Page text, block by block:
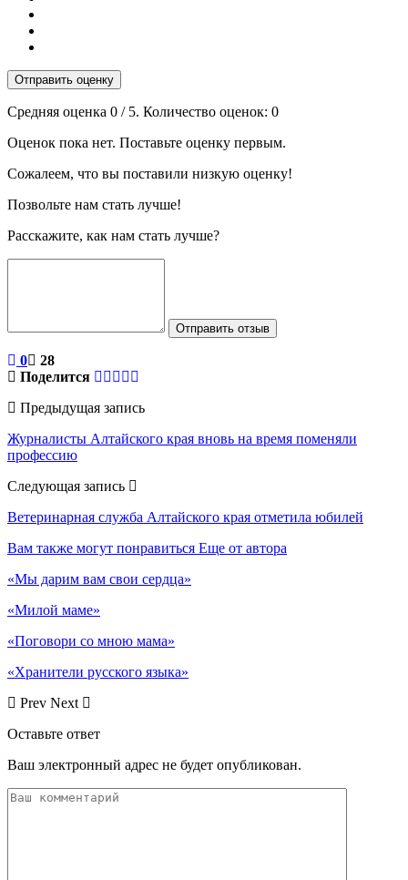
Отправить оценку
Средняя оценка 0 / 5. Количество оценок: 0
Оценок пока нет. Поставьте оценку первым.
Сожалеем, что вы поставили низкую оценку!
Позвольте нам стать лучше!
Расскажите, как нам стать лучше?
Отправить отзыв
0
28
Поделится
Предыдущая запись
Журналисты Алтайского края вновь на время поменяли
профессию
Следующая запись
Ветеринарная служба Алтайского края отметила юбилей
Вам также могут понравиться Еще от автора
«Мы дарим вам свои сердца»
«Милой маме»
«Поговори со мною мама»
«Хранители русского языка»
Prev Next
Оставьте ответ
Ваш электронный адрес не будет опубликован.